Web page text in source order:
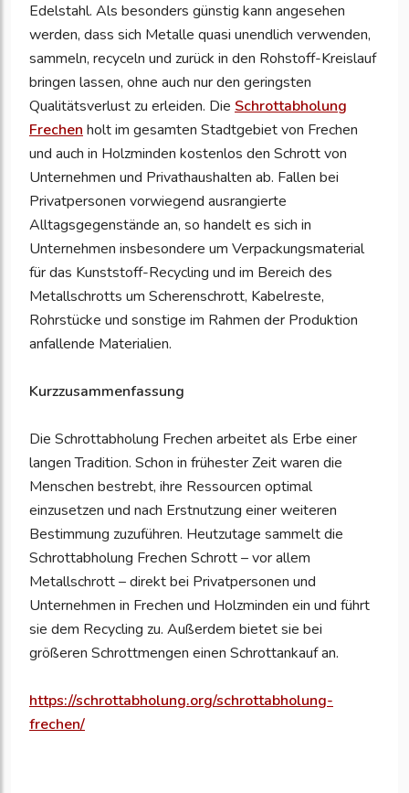
Edelstahl. Als besonders günstig kann angesehen
werden, dass sich Metalle quasi unendlich verwenden,
sammeln, recyceln und zurück in den Rohstoff-Kreislauf
bringen lassen, ohne auch nur den geringsten
Qualitätsverlust zu erleiden. Die Schrottabholung
Frechen holt im gesamten Stadtgebiet von Frechen
und auch in Holzminden kostenlos den Schrott von
Unternehmen und Privathaushalten ab. Fallen bei
Privatpersonen vorwiegend ausrangierte
Alltagsgegenstände an, so handelt es sich in
Unternehmen insbesondere um Verpackungsmaterial
für das Kunststoff-Recycling und im Bereich des
Metallschrotts um Scherenschrott, Kabelreste,
Rohrstücke und sonstige im Rahmen der Produktion
anfallende Materialien.
Kurzzusammenfassung
Die Schrottabholung Frechen arbeitet als Erbe einer
langen Tradition. Schon in frühester Zeit waren die
Menschen bestrebt, ihre Ressourcen optimal
einzusetzen und nach Erstnutzung einer weiteren
Bestimmung zuzuführen. Heutzutage sammelt die
Schrottabholung Frechen Schrott – vor allem
Metallschrott – direkt bei Privatpersonen und
Unternehmen in Frechen und Holzminden ein und führt
sie dem Recycling zu. Außerdem bietet sie bei
größeren Schrottmengen einen Schrottankauf an.
https://schrottabholung.org/schrottabholung-
frechen/